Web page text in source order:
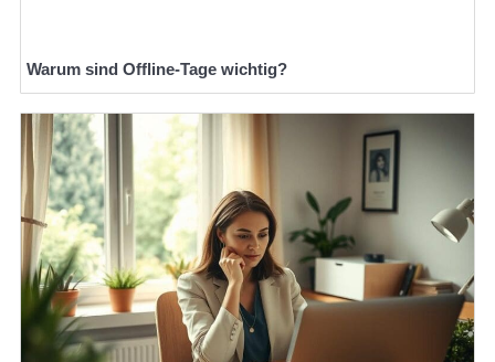
Warum sind Offline-Tage wichtig?